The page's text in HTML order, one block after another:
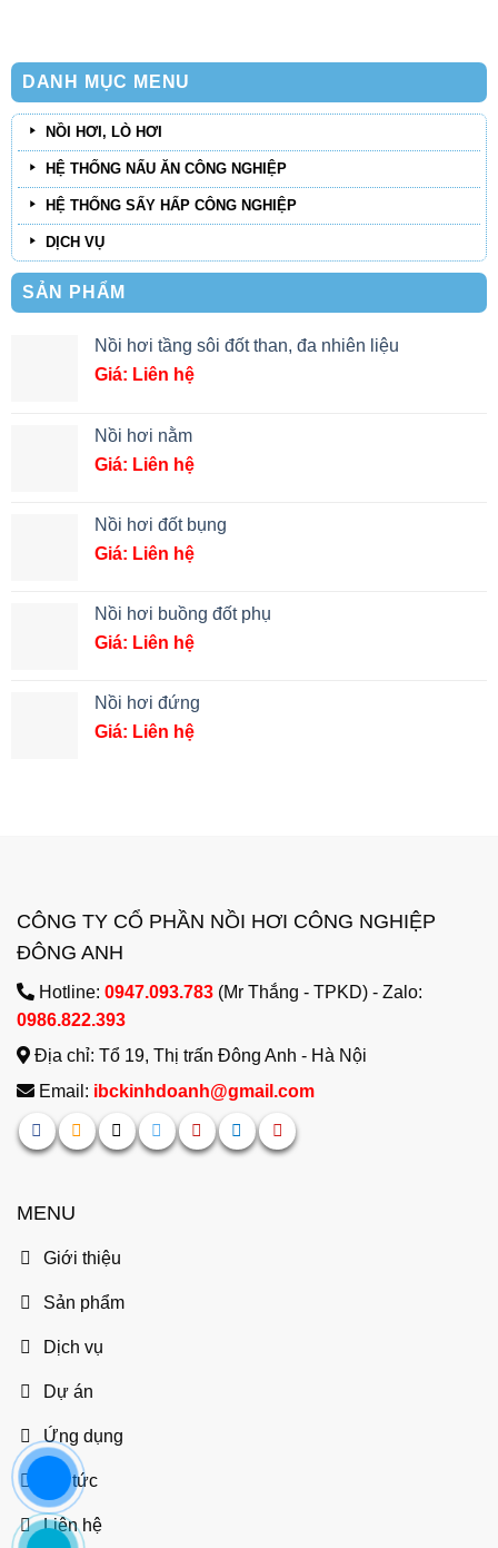
DANH MỤC MENU
NỒI HƠI, LÒ HƠI
HỆ THỐNG NẤU ĂN CÔNG NGHIỆP
HỆ THỐNG SẤY HẤP CÔNG NGHIỆP
DỊCH VỤ
SẢN PHẨM
Nồi hơi tầng sôi đốt than, đa nhiên liệu
Giá: Liên hệ
Nồi hơi nằm
Giá: Liên hệ
Nồi hơi đốt bụng
Giá: Liên hệ
Nồi hơi buồng đốt phụ
Giá: Liên hệ
Nồi hơi đứng
Giá: Liên hệ
CÔNG TY CỔ PHẦN NỒI HƠI CÔNG NGHIỆP
ĐÔNG ANH
Hotline: 0947.093.783 (Mr Thắng - TPKD) - Zalo:
0986.822.393
Địa chỉ: Tổ 19, Thị trấn Đông Anh - Hà Nội
Email: ibckinhdoanh@gmail.com
MENU
Giới thiệu
Sản phẩm
Dịch vụ
Dự án
Ứng dụng
Tin tức
Liên hệ